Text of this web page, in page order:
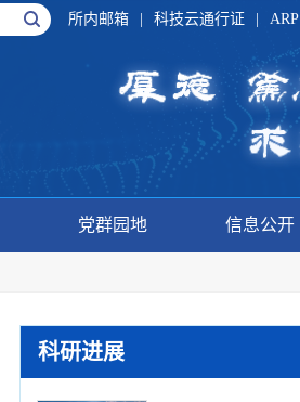
所内邮箱 科技云通行证 ARP
党群园地 信息公开
科研进展